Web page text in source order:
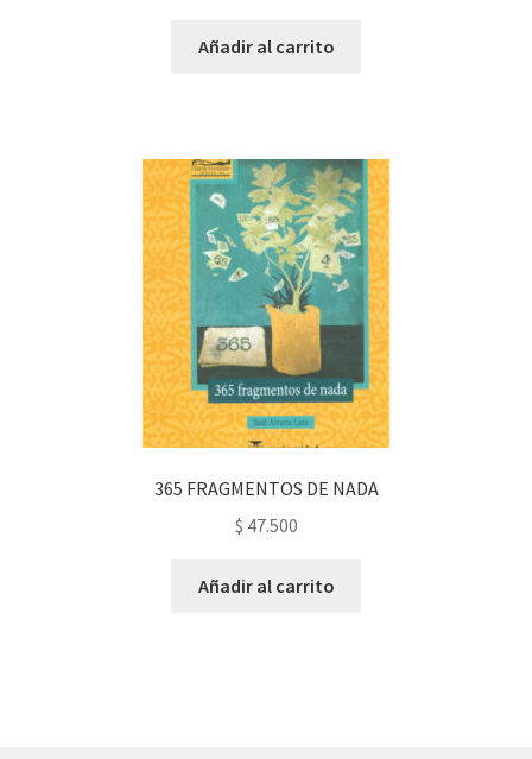
Añadir al carrito
365 FRAGMENTOS DE NADA
$ 47.500
Añadir al carrito